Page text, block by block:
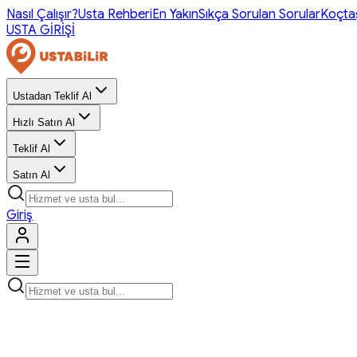
Nasıl Çalışır?Usta RehberiEn YakınSıkça Sorulan Sorular
USTA GİRİŞİ
Ustadan Teklif Al
Hızlı Satın Al
Teklif Al
Satın Al
Giriş